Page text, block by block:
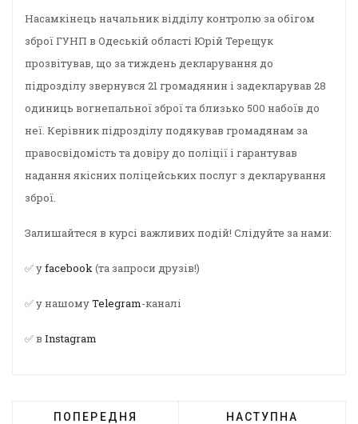
Насамкінець начальник відділу контролю за обігом
зброї ГУНП в Одеській області Юрій Терещук
прозвітував, що за тиждень декларування до
підрозділу звернувся 21 громадянин і задекларував 28
одиниць вогнепальної зброї та близько 500 набоїв до
неї. Керівник підрозділу подякував громадянам за
правосвідомість та довіру до поліції і гарантував
надання якісних поліцейських послуг з декларування
зброї.
Залишайтеся в курсі важливих подій! Слідуйте за нами:
✅ уfacebook(та запроси друзів!)
✅ у нашомуTelegram-каналі
✅ в Instagram
ПОПЕРЕДНЯ НАСТУПНА